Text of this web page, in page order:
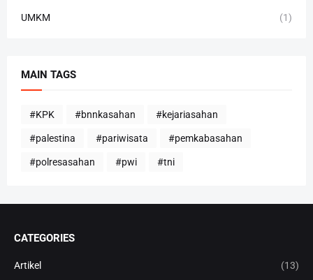
UMKM (1)
MAIN TAGS
#KPK #bnnkasahan #kejariasahan
#palestina #pariwisata #pemkabasahan
#polresasahan #pwi #tni
CATEGORIES
Artikel (13)